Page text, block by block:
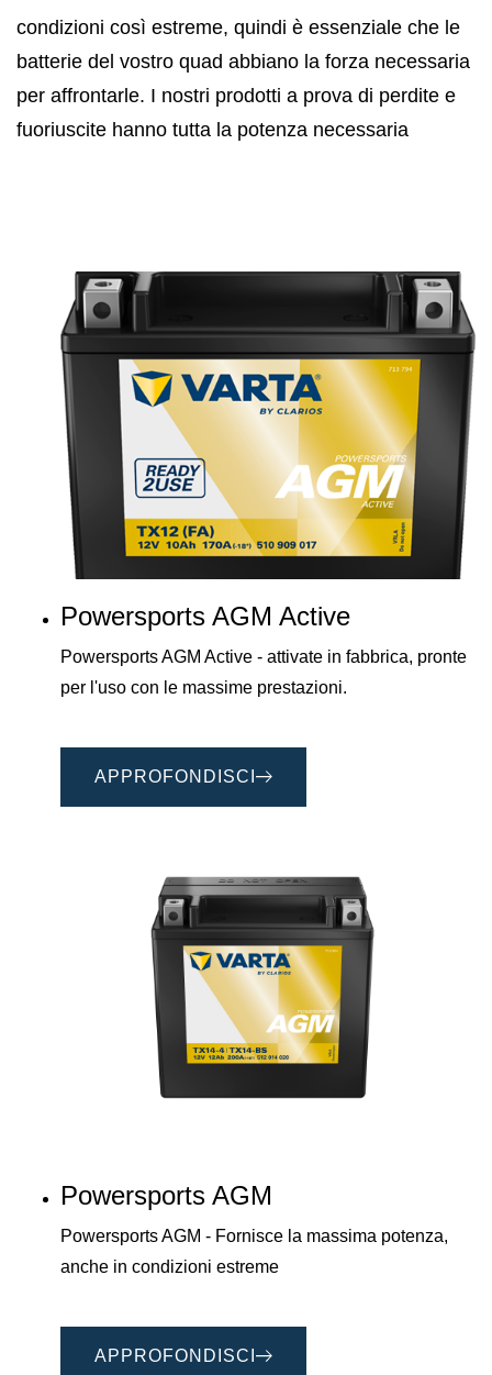
condizioni così estreme, quindi è essenziale che le
batterie del vostro quad abbiano la forza necessaria
per affrontarle. I nostri prodotti a prova di perdite e
fuoriuscite hanno tutta la potenza necessaria
Powersports AGM Active
Powersports AGM Active - attivate in fabbrica, pronte
per l'uso con le massime prestazioni.
APPROFONDISCI
Powersports AGM
Powersports AGM - Fornisce la massima potenza,
anche in condizioni estreme
APPROFONDISCI